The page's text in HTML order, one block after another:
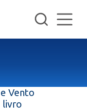
Vento
livro